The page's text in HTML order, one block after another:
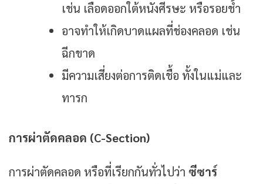
เช่น เลือดออกใต้หนังศีรษะ หรือรอยช้ำ
อาจทำให้เกิดบาดแผลที่ช่องคลอด เช่น
ฉีกขาด
มีความเสี่ยงต่อการติดเชื้อ ทั้งในแม่และ
ทารก
การผ่าตัดคลอด (C-Section)
การผ่าตัดคลอด หรือที่เรียกกันทั่วไปว่า ซีซาร์